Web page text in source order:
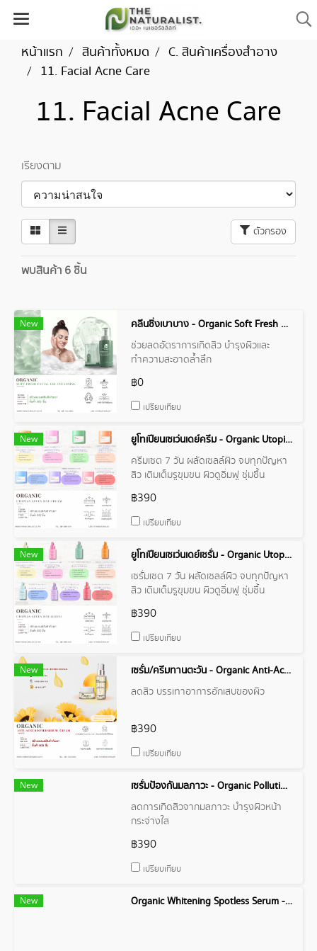
หน้าแรก สินค้าทั้งหมด
C. สินค้าเครื่องสำอาง
11. Facial Acne Care
11. Facial Acne Care
เรียงตาม
ตัวกรอง
พบสินค้า 6 ชิ้น
New
คลีนซิ่งเบาบาง - Organic Soft Fresh Facial Gel Cleansing
ช่วยลดอัตราการเกิดสิว บำรุงผิวและ
ทำความสะอาดล้ำลึก
฿0
เปรียบเทียบ
New
ยูโทเปียนเซเว่นเดย์ครีม - Organic Utopian Seven Day Cream
ครีมเซต 7 วัน ผลัดเซลล์ผิว จบทุกปัญหา
สิว เติมเต็มรูขุมขน ผิวดูอิ่มฟู ชุ่มชื้น
฿390
เปรียบเทียบ
New
ยูโทเปียนเซเว่นเดย์เซรั่ม - Organic Utopian Seven Day Serum
เซรั่มเซต 7 วัน ผลัดเซลล์ผิว จบทุกปัญหา
สิว เติมเต็มรูขุมขน ผิวดูอิ่มฟู ชุ่มชื้น
฿390
เปรียบเทียบ
New
เซรั่ม/ครีมทานตะวัน - Organic Anti-Acne Booter Serum/Cream
ลดสิว บรรเทาอาการอักเสบของผิว
฿390
เปรียบเทียบ
New
เซรั่มป้องกันมลภาวะ - Organic Pollution Barrier Pro Serum
ลดการเกิดสิวจากมลภาวะ บำรุงผิวหน้า
กระจ่างใส
฿390
เปรียบเทียบ
New Organic Whitening Spotless Serum - ไวเทนนิ่ง สปอตเรต เซรั่ม